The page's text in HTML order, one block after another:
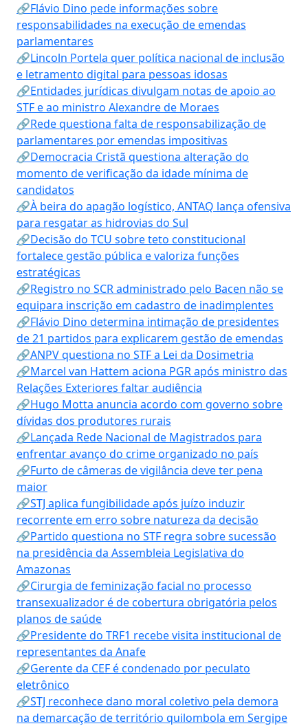
🔗Flávio Dino pede informações sobre
responsabilidades na execução de emendas
parlamentares
🔗Lincoln Portela quer política nacional de inclusão
e letramento digital para pessoas idosas
🔗Entidades jurídicas divulgam notas de apoio ao
STF e ao ministro Alexandre de Moraes
🔗Rede questiona falta de responsabilização de
parlamentares por emendas impositivas
🔗Democracia Cristã questiona alteração do
momento de verificação da idade mínima de
candidatos
🔗À beira do apagão logístico, ANTAQ lança ofensiva
para resgatar as hidrovias do Sul
🔗Decisão do TCU sobre teto constitucional
fortalece gestão pública e valoriza funções
estratégicas
🔗Registro no SCR administrado pelo Bacen não se
equipara inscrição em cadastro de inadimplentes
🔗Flávio Dino determina intimação de presidentes
de 21 partidos para explicarem gestão de emendas
🔗ANPV questiona no STF a Lei da Dosimetria
🔗Marcel van Hattem aciona PGR após ministro das
Relações Exteriores faltar audiência
🔗Hugo Motta anuncia acordo com governo sobre
dívidas dos produtores rurais
🔗Lançada Rede Nacional de Magistrados para
enfrentar avanço do crime organizado no país
🔗Furto de câmeras de vigilância deve ter pena
maior
🔗STJ aplica fungibilidade após juízo induzir
recorrente em erro sobre natureza da decisão
🔗Partido questiona no STF regra sobre sucessão
na presidência da Assembleia Legislativa do
Amazonas
🔗Cirurgia de feminização facial no processo
transexualizador é de cobertura obrigatória pelos
planos de saúde
🔗Presidente do TRF1 recebe visita institucional de
representantes da Anafe
🔗Gerente da CEF é condenado por peculato
eletrônico
🔗STJ reconhece dano moral coletivo pela demora
na demarcação de território quilombola em Sergipe